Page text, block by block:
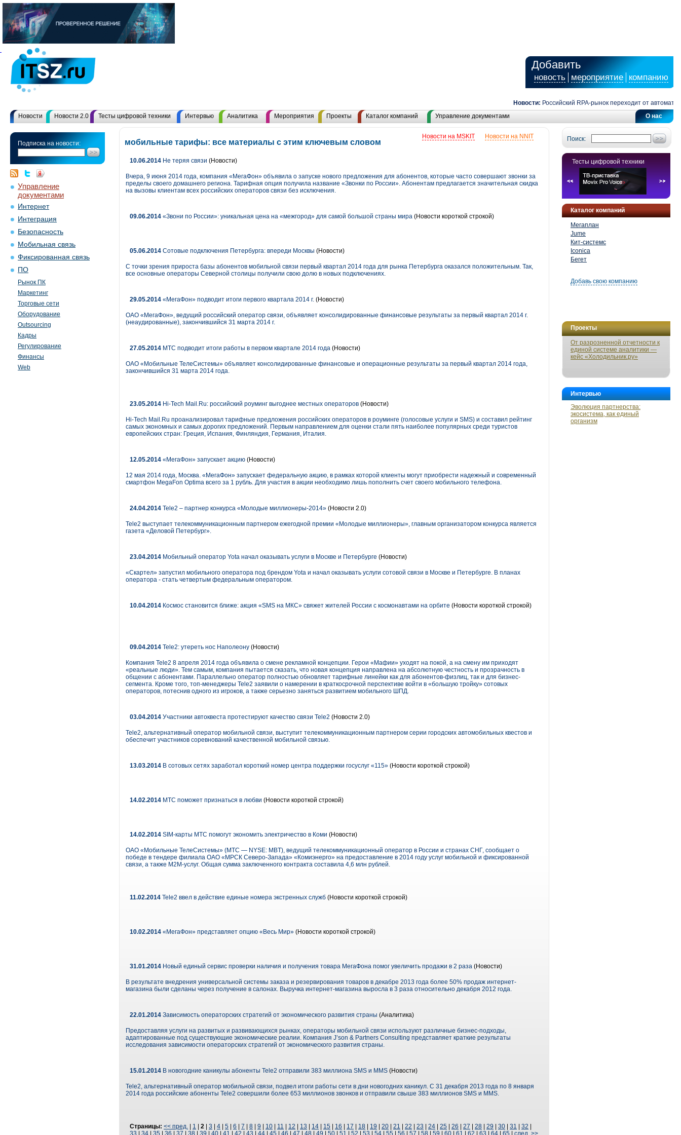
Добавить
новость мероприятие компанию
Новости: Российский RPA-рынок переходит от
О нас
Новости Новости 2.0 Тесты цифровой техники Интервью Аналитика Мероприятия Проекты Каталог компаний Управление документами
Подписка на новости:
Управление
документами
Интернет
Интеграция
Безопасность
Мобильная связь
Фиксированная связь
ПО
Рынок ПК
Маркетинг
Торговые сети
Оборудование
Outsourcing
Кадры
Регулирование
Финансы
Web
Поиск:
Тесты цифровой техники
Каталог компаний
Мегаплан
Jume
Кит-системс
Iconica
Бегет
Добавь свою компанию
Проекты
От разрозненной отчетности к
единой системе аналитики —
кейс «Холодильник.ру»
Интервью
Эволюция партнерства:
экосистема, как единый
организм
Новости на NNIT
Новости на MSKIT
мобильные тарифы: все материалы с этим ключевым словом
10.06.2014 Не теряя связи (Новости)
Вчера, 9 июня 2014 года, компания «МегаФон» объявила о запуске нового предложения для абонентов, которые часто совершают звонки за
пределы своего домашнего региона. Тарифная опция получила название «Звонки по России». Абонентам предлагается значительная скидка
на вызовы клиентам всех российских операторов связи без исключения.
09.06.2014 «Звони по России»: уникальная цена на «межгород» для самой большой страны мира (Новости короткой строкой)
05.06.2014 Сотовые подключения Петербурга: впереди Москвы (Новости)
С точки зрения прироста базы абонентов мобильной связи первый квартал 2014 года для рынка Петербурга оказался положительным. Так,
все основные операторы Северной столицы получили свою долю в новых подключениях.
29.05.2014 «МегаФон» подводит итоги первого квартала 2014 г. (Новости)
ОАО «МегаФон», ведущий российский оператор связи, объявляет консолидированные финансовые результаты за первый квартал 2014 г.
(неаудированные), закончившийся 31 марта 2014 г.
27.05.2014 МТС подводит итоги работы в первом квартале 2014 года (Новости)
ОАО «Мобильные ТелеСистемы» объявляет консолидированные финансовые и операционные результаты за первый квартал 2014 года,
закончившийся 31 марта 2014 года.
23.05.2014 Hi-Tech Mail.Ru: российский роуминг выгоднее местных операторов (Новости)
Hi-Tech Mail.Ru проанализировал тарифные предложения российских операторов в роуминге (голосовые услуги и SMS) и составил рейтинг
самых экономных и самых дорогих предложений. Первым направлением для оценки стали пять наиболее популярных среди туристов
европейских стран: Греция, Испания, Финляндия, Германия, Италия.
12.05.2014 «МегаФон» запускает акцию (Новости)
12 мая 2014 года, Москва. «МегаФон» запускает федеральную акцию, в рамках которой клиенты могут приобрести надежный и современный
смартфон MegaFon Optima всего за 1 рубль. Для участия в акции необходимо лишь пополнить счет своего мобильного телефона.
24.04.2014 Tele2 – партнер конкурса «Молодые миллионеры-2014» (Новости 2.0)
Tele2 выступает телекоммуникационным партнером ежегодной премии «Молодые миллионеры», главным организатором конкурса является
газета «Деловой Петербург».
23.04.2014 Мобильный оператор Yota начал оказывать услуги в Москве и Петербурге (Новости)
«Скартел» запустил мобильного оператора под брендом Yota и начал оказывать услуги сотовой связи в Москве и Петербурге. В планах
оператора - стать четвертым федеральным оператором.
10.04.2014 Космос становится ближе: акция «SMS на МКС» свяжет жителей России с космонавтами на орбите (Новости короткой строкой)
09.04.2014 Tele2: утереть нос Наполеону (Новости)
Компания Tele2 8 апреля 2014 года объявила о смене рекламной концепции. Герои «Мафии» уходят на покой, а на смену им приходят
«реальные люди». Тем самым, компания пытается сказать, что новая концепция направлена на абсолютную честность и прозрачность в
общении с абонентами. Параллельно оператор полностью обновляет тарифные линейки как для абонентов-физлиц, так и для бизнес-
сегмента. Кроме того, топ-менеджеры Tele2 заявили о намерении в краткосрочной перспективе войти в «большую тройку» сотовых
операторов, потеснив одного из игроков, а также серьезно заняться развитием мобильного ШПД.
03.04.2014 Участники автоквеста протестируют качество связи Tele2 (Новости 2.0)
Tele2, альтернативный оператор мобильной связи, выступит телекоммуникационным партнером серии городских автомобильных квестов и
обеспечит участников соревнований качественной мобильной связью.
13.03.2014 В сотовых сетях заработал короткий номер центра поддержки госуслуг «115» (Новости короткой строкой)
14.02.2014 МТС поможет признаться в любви (Новости короткой строкой)
14.02.2014 SIM-карты МТС помогут экономить электричество в Коми (Новости)
ОАО «Мобильные ТелеСистемы» (МТС — NYSE: MBT), ведущий телекоммуникационный оператор в России и странах СНГ, сообщает о
победе в тендере филиала ОАО «МРСК Северо-Запада» «Комиэнерго» на предоставление в 2014 году услуг мобильной и фиксированной
связи, а также М2М-услуг. Общая сумма заключенного контракта составила 4,6 млн рублей.
11.02.2014 Tele2 ввел в действие единые номера экстренных служб (Новости короткой строкой)
10.02.2014 «МегаФон» представляет опцию «Весь Мир» (Новости короткой строкой)
31.01.2014 Новый единый сервис проверки наличия и получения товара МегаФона помог увеличить продажи в 2 раза (Новости)
В результате внедрения универсальной системы заказа и резервирования товаров в декабре 2013 года более 50% продаж интернет-
магазина были сделаны через получение в салонах. Выручка интернет-магазина выросла в 3 раза относительно декабря 2012 года.
22.01.2014 Зависимость операторских стратегий от экономического развития страны (Аналитика)
Предоставляя услуги на развитых и развивающихся рынках, операторы мобильной связи используют различные бизнес-подходы,
адаптированные под существующие экономические реалии. Компания J’son & Partners Consulting представляет краткие результаты
исследования зависимости операторских стратегий от экономического развития страны.
15.01.2014 В новогодние каникулы абоненты Tele2 отправили 383 миллиона SMS и MMS (Новости)
Tele2, альтернативный оператор мобильной связи, подвел итоги работы сети в дни новогодних каникул. С 31 декабря 2013 года по 8 января
2014 года российские абоненты Tele2 совершили более 653 миллионов звонков и отправили свыше 383 миллионов SMS и MMS.
Страницы: << пред. 1 2 3 4 5 6 7 8 9 10 11 12 13 14 15 16 17 18 19 20 21 22 23 24 25 26 27 28 29 30 31 32
33
34 35 36 37 38 39 40 41 42 43 44 45 46 47 48 49 50 51 52 53 54 55 56 57 58 59 60 61 62 63 64 65 след. >>